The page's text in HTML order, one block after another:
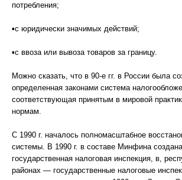
потребления;
▪с юридически значимых действий;
▪с ввоза или вывоза товаров за границу.
Можно сказать, что в 90-е гг. в России была
определенная законами система
соответствующая принятым в мировой
нормам.
С 1990 г. началось полномасштабное
системы. В 1990 г. в составе Минфина
государственная налоговая инспекция, в,
районах — государственные налоговые